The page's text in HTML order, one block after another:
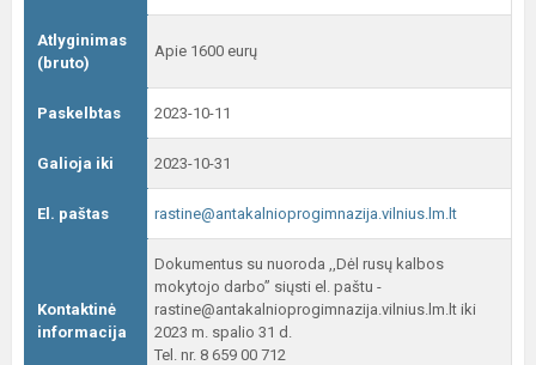
Atlyginimas
(bruto)
Apie 1600 eurų
Paskelbtas 2023-10-11
Galioja iki 2023-10-31
El. paštas rastine@antakalnioprogimnazija.vilnius.lm.lt
Kontaktinė
informacija
Dokumentus su nuoroda ,,Dėl rusų kalbos
mokytojo darbo” siųsti el. paštu -
rastine@antakalnioprogimnazija.vilnius.lm.lt iki
2023 m. spalio 31 d.
Tel. nr. 8 659 00 712